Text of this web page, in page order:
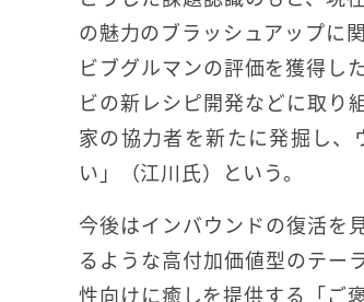
の魅力のブラッシュアップに
ビブグルマンの評価を獲得し
ビの新レシピ開発などに取り
家の協力者を新たに発掘し
い」（江川氏）という。
今後はインバウンドの復活を
るような高付加価値型のテー
性向けに癒しを提供する「ご